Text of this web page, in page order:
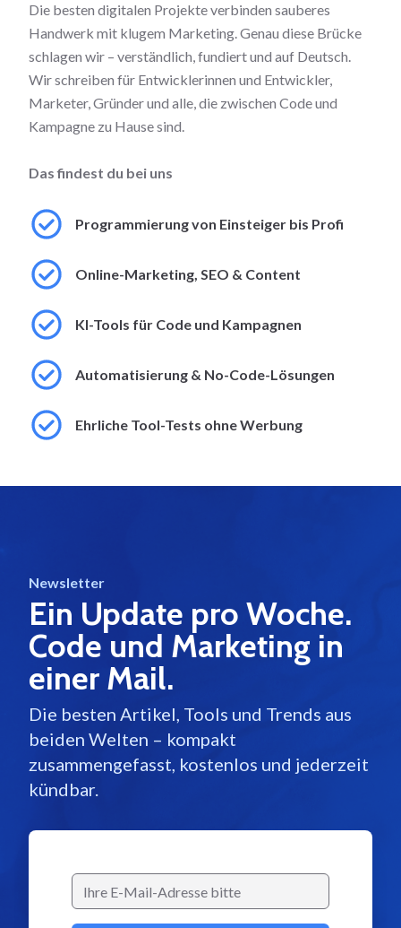
Die besten digitalen Projekte verbinden sauberes
Handwerk mit klugem Marketing. Genau diese Brücke
schlagen wir – verständlich, fundiert und auf Deutsch.
Wir schreiben für Entwicklerinnen und Entwickler,
Marketer, Gründer und alle, die zwischen Code und
Kampagne zu Hause sind.
Das findest du bei uns
Programmierung von Einsteiger bis Profi
Online-Marketing, SEO & Content
KI-Tools für Code und Kampagnen
Automatisierung & No-Code-Lösungen
Ehrliche Tool-Tests ohne Werbung
Newsletter
Ein Update pro Woche.
Code und Marketing in
einer Mail.
Die besten Artikel, Tools und Trends aus
beiden Welten – kompakt
zusammengefasst, kostenlos und jederzeit
kündbar.